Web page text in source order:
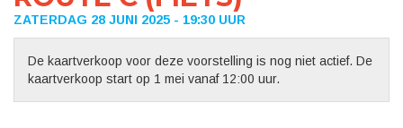
ZATERDAG 28 JUNI 2025 - 19:30 UUR
De kaartverkoop voor deze voorstelling is nog niet actief. De
kaartverkoop start op 1 mei vanaf 12:00 uur.